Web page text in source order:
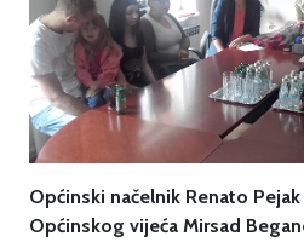
Općinski načelnik Renato
Općinskog vijeća Mirsad